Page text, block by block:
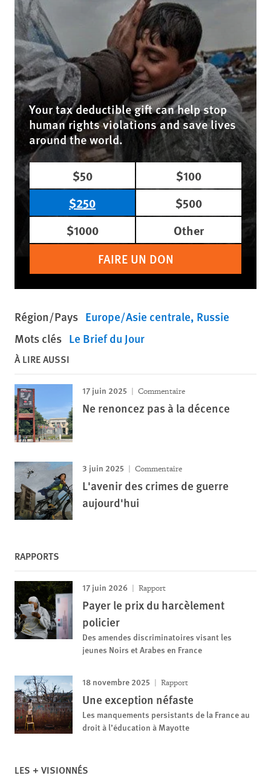
Your tax deductible gift can help stop
human rights violations and save lives
around the world.
$50
$100
$250
$500
$1000
Other
FAIRE UN DON
Région/Pays Europe/Asie centrale Russie
Mots clés Le Brief du Jour
À LIRE AUSSI
17 juin 2025 Commentaire
Ne renoncez pas à la décence
3 juin 2025 Commentaire
L'avenir des crimes de guerre
aujourd'hui
RAPPORTS
17 juin 2026 Rapport
Payer le prix du harcèlement
policier
Des amendes discriminatoires visant les
jeunes Noirs et Arabes en France
18 novembre 2025 Rapport
Une exception néfaste
Les manquements persistants de la France au
droit à l’éducation à Mayotte
LES + VISIONNÉS